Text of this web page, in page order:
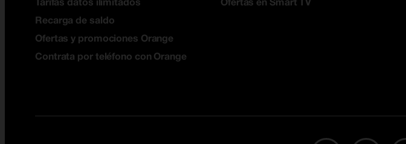
Recarga de saldo
Ofertas y promociones Orange
Contrata por teléfono con Orange